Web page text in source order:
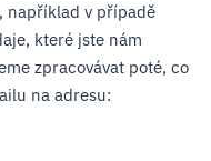
například v případě
které jste nám
zpracovávat poté, co
na adresu: